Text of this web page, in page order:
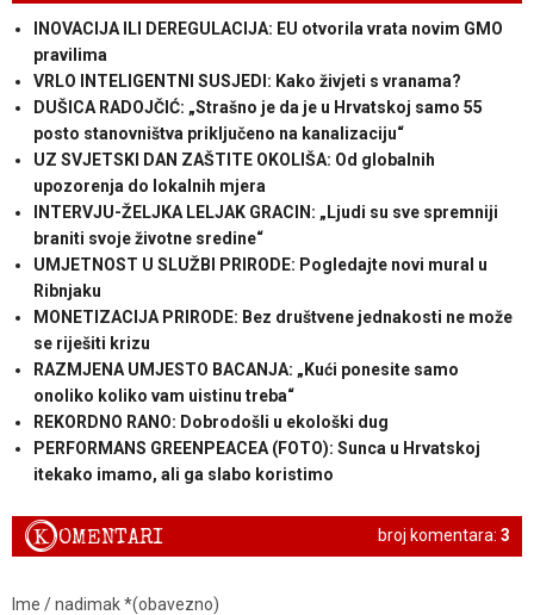
INOVACIJA ILI DEREGULACIJA: EU otvorila vrata novim GMO
pravilima
VRLO INTELIGENTNI SUSJEDI: Kako živjeti s vranama?
DUŠICA RADOJČIĆ: „Strašno je da je u Hrvatskoj samo 55
posto stanovništva priključeno na kanalizaciju“
UZ SVJETSKI DAN ZAŠTITE OKOLIŠA: Od globalnih
upozorenja do lokalnih mjera
INTERVJU-ŽELJKA LELJAK GRACIN: „Ljudi su sve spremniji
braniti svoje životne sredine“
UMJETNOST U SLUŽBI PRIRODE: Pogledajte novi mural u
Ribnjaku
MONETIZACIJA PRIRODE: Bez društvene jednakosti ne može
se riješiti krizu
RAZMJENA UMJESTO BACANJA: „Kući ponesite samo
onoliko koliko vam uistinu treba“
REKORDNO RANO: Dobrodošli u ekološki dug
PERFORMANS GREENPEACEA (FOTO): Sunca u Hrvatskoj
itekako imamo, ali ga slabo koristimo
broj komentara: 3
KOMENTARI
Ime / nadimak *(obavezno)